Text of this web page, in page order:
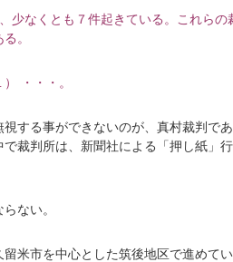
少なくとも７件起きている。これら
。
・・・。
視する事ができないのが、真村裁判
裁判所は、新聞社による「押し紙」
ない。
米市を中心とした筑後地区で進めて